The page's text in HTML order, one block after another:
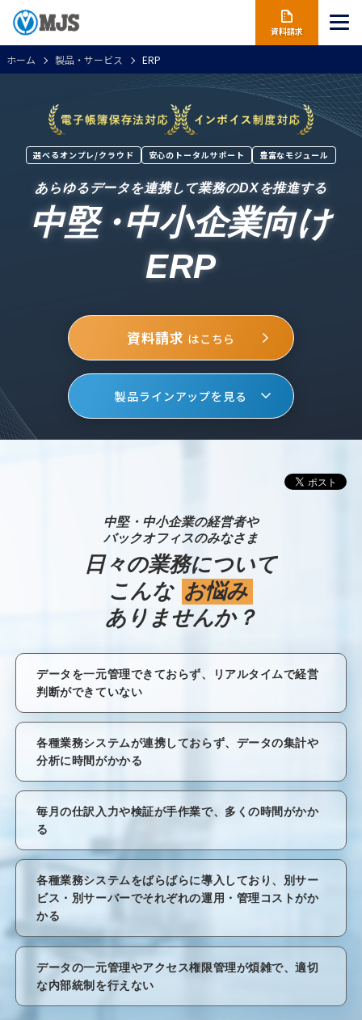
資料請求
ホーム 製品・サービス ERP
選べるオンプレ/クラウド 安心のトータルサポート 豊富なモジュール
あらゆるデータを連携して業務のDXを推進する
中堅・中小企業向け
ERP
資料請求 はこちら
製品ラインアップを見る
中堅・中小企業の経営者や
バックオフィスのみなさま
日々の業務について
こんな お悩み
ありませんか？
データを一元管理できておらず、リアルタイムで経営
判断ができていない
各種業務システムが連携しておらず、データの集計や
分析に時間がかかる
毎月の仕訳入力や検証が手作業で、多くの時間がかか
る
各種業務システムをばらばらに導入しており、別サー
ビス・別サーバーでそれぞれの運用・管理コストがか
かる
データの一元管理やアクセス権限管理が煩雑で、適切
な内部統制を行えない